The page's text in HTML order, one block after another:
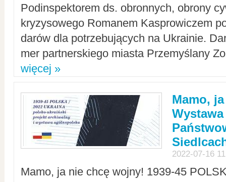
Podinspektorem ds. obronnych, obrony
kryzysowego Romanem Kasprowiczem
darów dla potrzebujących na Ukrainie.
mer partnerskiego miasta Przemyślany
więcej »
Mamo,
2022-07-16
Mamo, ja nie chcę wojny! 1939-45